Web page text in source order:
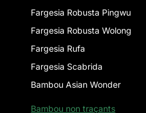
Fargesia Robusta Pingwu
Fargesia Robusta Wolong
Fargesia Rufa
Fargesia Scabrida
Bambou Asian Wonder
Bambou non traçants